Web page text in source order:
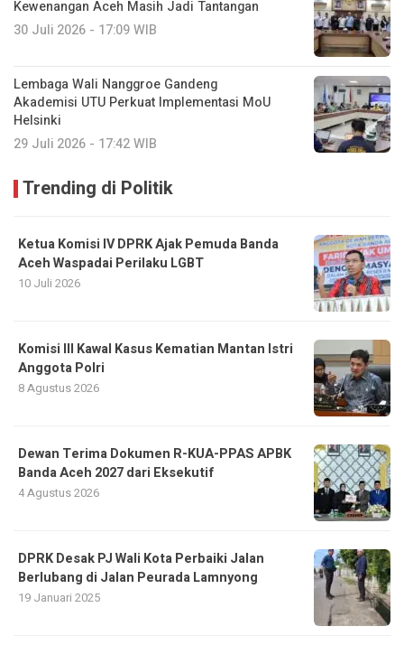
Kewenangan Aceh Masih Jadi Tantangan
30 Juli 2026 - 17:09 WIB
Lembaga Wali Nanggroe Gandeng
Akademisi UTU Perkuat Implementasi MoU
Helsinki
29 Juli 2026 - 17:42 WIB
Trending di Politik
Ketua Komisi IV DPRK Ajak Pemuda Banda
Aceh Waspadai Perilaku LGBT
10 Juli 2026
Komisi III Kawal Kasus Kematian Mantan Istri
Anggota Polri
8 Agustus 2026
Dewan Terima Dokumen R-KUA-PPAS APBK
Banda Aceh 2027 dari Eksekutif
4 Agustus 2026
DPRK Desak PJ Wali Kota Perbaiki Jalan
Berlubang di Jalan Peurada Lamnyong
19 Januari 2025